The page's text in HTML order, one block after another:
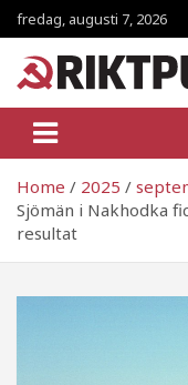
Skip
to
content
fredag, augusti 7, 2026
Home 2025
Sjömän i Nakhodka
resultat